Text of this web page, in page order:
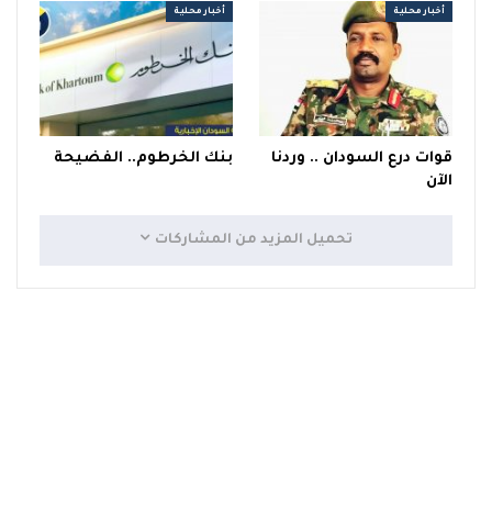
أخبار محلية
قوات درع السودان .. وردنا
الآن
أخبار محلية
بنك الخرطوم.. الفضيحة
تحميل المزيد من المشاركات